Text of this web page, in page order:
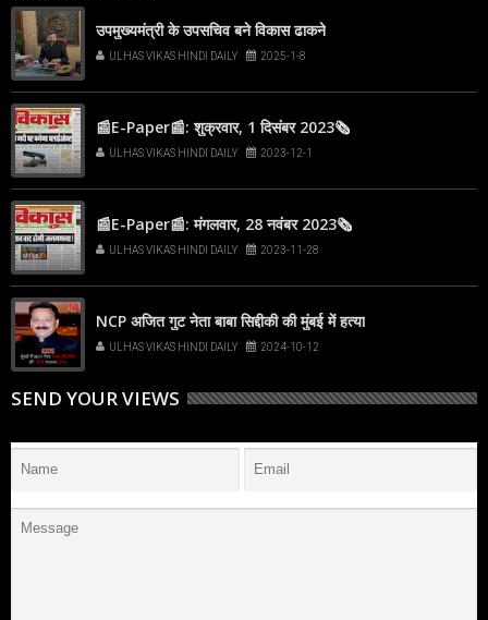
उपमुख्यमंत्री के उपसचिव बने विकास ढाकने
ULHAS VIKAS HINDI DAILY 2025-1-8
📰E-Paper📰: शुक्रवार, 1 दिसंबर 2023🗞
ULHAS VIKAS HINDI DAILY 2023-12-1
📰E-Paper📰: मंगलवार, 28 नवंबर 2023🗞
ULHAS VIKAS HINDI DAILY 2023-11-28
NCP अजित गुट नेता बाबा सिद्दीकी की मुंबई में हत्या
ULHAS VIKAS HINDI DAILY 2024-10-12
SEND YOUR VIEWS